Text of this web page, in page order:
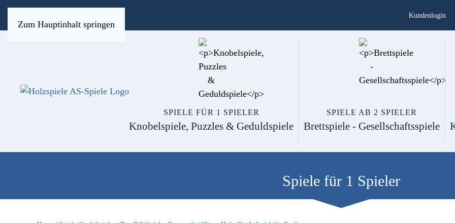
Zum Hauptinhalt springen
Kundenlogin
SPIELE FÜR 1 SPIELER
Knobelspiele, Puzzles & Geduldspiele
SPIELE AB 2 SPIELER
Brettspiele - Gesellschaftsspiele
Spiele für 1 Spieler